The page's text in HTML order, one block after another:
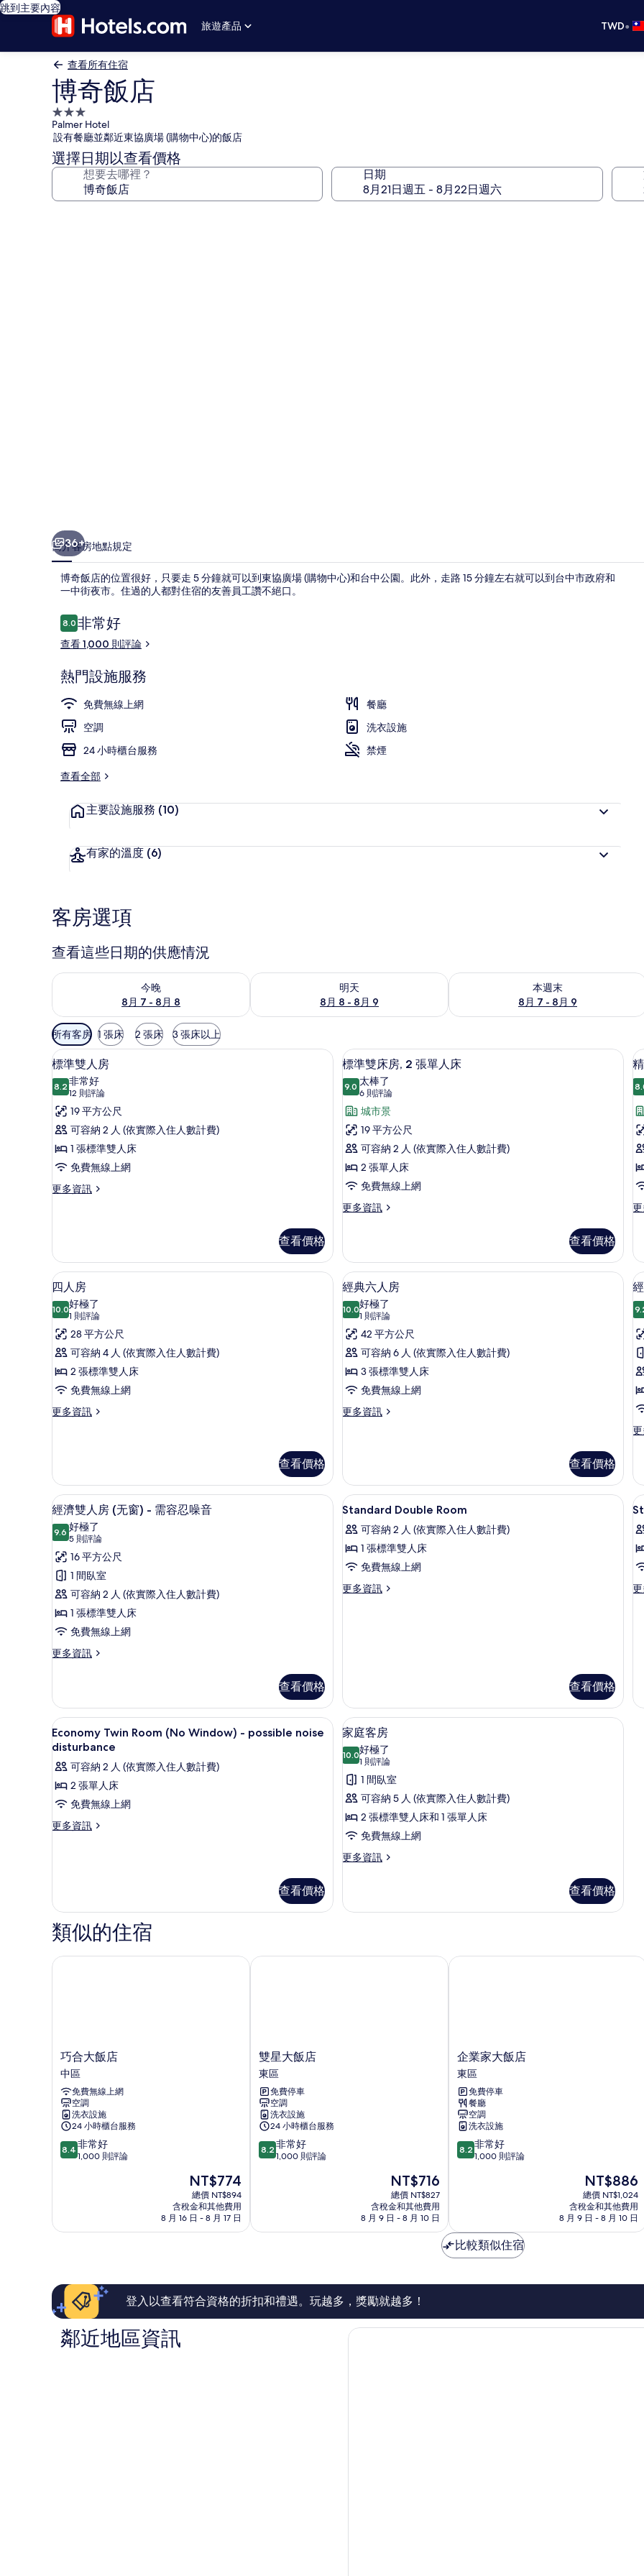
跳到主要內容
旅遊產品
TWD•
查看所有住宿
博奇飯店
3.0
星
級
住
宿
Palmer Hotel
設有餐廳並鄰近東協廣場 (購物中心)的飯店
選擇日期以查看價格
想要去哪裡？ 日期
36+
簡介客房地點規定
博奇飯店的位置很好，只要走 5 分鐘就可以到東協廣場 (購物中心)和台中公園。此外，走路 15 分鐘左右就可以到台中市政府和
一中街夜市。住過的人都對住宿的友善員工讚不絕口。
評
論
8.08.0 分，滿分 10 分，
非常好
查看 1,000 則評論
熱門設施服務
免費無線上網
餐廳
空調
洗衣設施
24 小時櫃台服務
禁煙
查看全部
主要設施服務 (10)
有家的溫度 (6)
客房選項
查看這些日期的供應情況
今晚
8月 7 - 8月 8
查看今晚 (8月 7 - 8月 8) 的供應情況
明天
8月 8 - 8月 9
查看明天 (8月 8 - 8月 9) 的供應情況
本週末
8月 7 - 8月 9
查看本週末 (8月 7 - 8月 9) 的供應情況
可
用
的
客
房
篩
選
件
所有客房 1 張床 2 張床 3 張床以上
顯
示
標
準
雙
人
房
的
片
標準雙人房 | 書桌、隔音、免費無線上網、床單
6
標準雙人房
8.28.2 分，滿分 10 分
非常好
12 則評論
(12
則
評
論)
19 平方公尺
可容納 2 人 (依實際入住人數計費)
1 張標準雙人床
免費無線上網
更多資訊
更
人
房
的
詳
情
查看價格
顯
示
標
準
雙
床
房,
2
張
床
的
所
有
相
片
標準雙床房, 2 張單人床 | 書桌、隔音、
5
標準雙床房, 2 張單人床
9.09.0 分，滿分 10 分
太棒了
6 則評論
(6
則
評
論)
城市景
19 平方公尺
可容納 2 人 (依實際入住人數計費)
2 張單人床
免費無線上網
更多資訊
更
雙
床
房,
張
人
床
詳
情
查看價格
更
三
人
房
詳
顯
示
四
人
房
的
所
有
四人房 | 書桌、隔音、免費無線上網、床單
5
四人房
10.010.0 分，滿分 10 分
好極了
1 則評論
(1
則
評
論)
28 平方公尺
可容納 4 人 (依實際入住人數計費)
2 張標準雙人床
免費無線上網
更多資訊
更
的
詳
情
查看價格
顯
示
經
典
六
人
房
的
片
經典六人房 | 書桌、隔音、免費無線上
5
經典六人房
10.010.0 分，滿分 10 分
好極了
1 則評論
(1
則
評
論)
42 平方公尺
可容納 6 人 (依實際入住人數計費)
3 張標準雙人床
免費無線上網
更多資訊
更
人
房
的
詳
情
查看價格
(
忍
的
所
更
雙
床
房
窗)
-
容
忍
噪
顯
示
經
濟
雙
人
房
(无
窗)
容
忍
噪
音
的
所
有
經濟雙人房 (无窗) - 需容忍噪音 | 書桌、隔音、免費無線上網、床單
3
經濟雙人房 (无窗) - 需容忍噪音
9.69.6 分，滿分 10 分
好極了
5 則評論
(5
則
評
論)
16 平方公尺
1 間臥室
可容納 2 人 (依實際入住人數計費)
1 張標準雙人床
免費無線上網
更多資訊
更
雙
人
房
(无
-
需
忍
噪
音
查看價格
顯
示
Standard
Double
Room
的
書桌、隔音、免費無線上網、床單
6
Standard Double Room
可容納 2 人 (依實際入住人數計費)
1 張標準雙人床
免費無線上網
更多資訊
更
查看價格
顯
2
相
更
詳
顯
示
Economy
Twin
Room
(No
Window)
的
所
相
書桌、隔音、免費無線上網、床單
4
Economy Twin Room (No Window) - possible noise
disturbance
可容納 2 人 (依實際入住人數計費)
2 張單人床
免費無線上網
更多資訊
更
Window)
possible
noise
disturbance
的
查看價格
顯
示
家
庭
客
房
的
所
片
家庭客房 | 書桌、隔音、免費無線上網
1
家庭客房
10.010.0 分，滿分 10 分
好極了
1 則評論
(1
則
評
論)
1 間臥室
可容納 5 人 (依實際入住人數計費)
2 張標準雙人床和 1 張單人床
免費無線上網
更多資訊
更
客
情
查看價格
類似的住宿
巧
合
大
飯
店
中
區
巧合大飯店
中區
免費無線上網
空調
洗衣設施
24 小時櫃台服務
8.4
分，
常
評
8.4 非常好
1,000 則評論
現
在
價
格
為
NT$774
總價 NT$894
含稅金和其他費用
8 月 16 日 - 8 月 17 日
巧合大飯店
雙
星
大
飯
店
東
區
雙星大飯店
東區
免費停車
空調
洗衣設施
24 小時櫃台服務
8.2
分，
常
評
論
8.2 非常好
1,000 則評論
現
在
價
格
為
NT$716
總價 NT$827
含稅金和其他費用
8 月 9 日 - 8 月 10 日
雙星大飯店
企
業
家
大
飯
店
東
區
企業家大飯店
東區
免費停車
餐廳
空調
洗衣設施
8.2
分，
常
好，
1,000
評
8.2 非常好
1,000 則評論
現
在
價
格
為
NT$886
總價 NT$1,024
含稅金和其他費用
8 月 9 日 - 8 月 10 日
企業家大飯店
比較類似住宿
登入以查看符合資格的折扣和禮遇。玩越多，獎勵就越多！
鄰近地區資訊